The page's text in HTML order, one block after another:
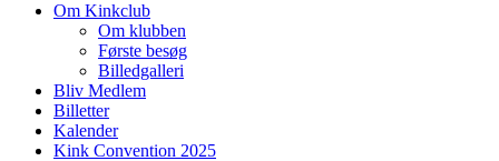
Om Kinkclub
Om klubben
Første besøg
Billedgalleri
Bliv Medlem
Billetter
Kalender
Kink Convention 2025